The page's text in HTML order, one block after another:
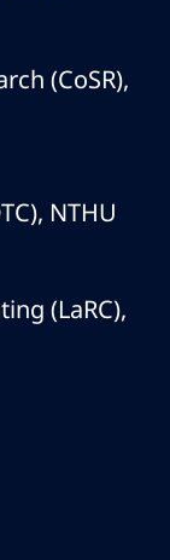
(CoSR),
NTHU
(LaRC),